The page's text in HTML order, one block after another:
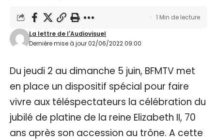
Dernière mise à jour 02/06/2022 09:00
La lettre de l'Audiovisuel
1 Min de lecture
Du jeudi 2 au dimanche 5 juin, BFMTV met
en place un dispositif spécial pour faire
vivre aux téléspectateurs la célébration du
jubilé de platine de la reine Elizabeth II, 70
ans après son accession au trône. A cette